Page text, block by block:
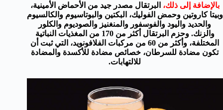
بالإضافة إلى ذلك، البرتقال مصدر جيد من الأحماض الأمينية،
وبيتاكاروتين وحمض الفوليك، البكتين والبوتاسيوم والكالسيوم
والحديد واليود والفوسفور والمنغنيز و الصوديوم والكلور
و الزنك.وحزم البرتقال أكثر من 170 من المغذيات النباتية
المختلفة، و أكثر من 60من مركبات الفلافونويد، التي ثبت أن
تكون مضادة للسرطان، خصائص مضادة للأكسدة والمضادة
للالتهابات.